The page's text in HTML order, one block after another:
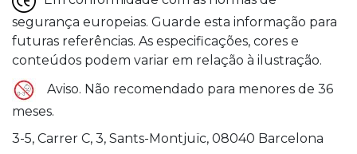
segurança europeias. Guarde esta informação para
futuras referências. As especificações, cores e
conteúdos podem variar em relação à ilustração.
Aviso. Não recomendado para menores de 36
meses.
3-5, Carrer C, 3, Sants-Montjuïc, 08040 Barcelona